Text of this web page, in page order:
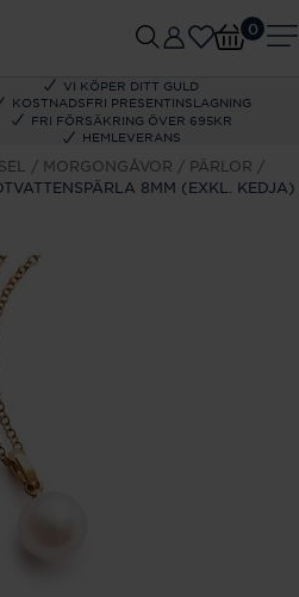
VI KÖPER DITT GULD
KOSTNADSFRI PRESENTINSLAGNING
FRI FÖRSÄKRING ÖVER 695KR
HEMLEVERANS
0
MORGONGÅVOR
PÄRLOR
8MM (EXKL. KEDJA)